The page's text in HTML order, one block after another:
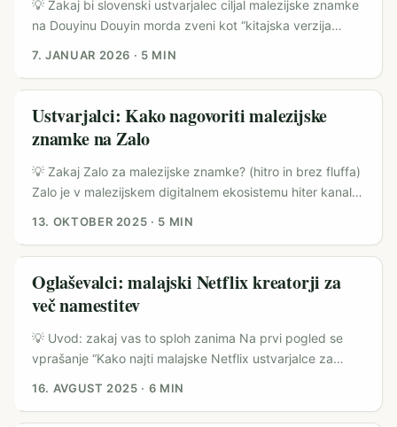
💡 Zakaj bi slovenski ustvarjalec ciljal malezijske znamke
na Douyinu Douyin morda zveni kot “kitajska verzija
z neformalnim tonom (Threads primeri, kot so Petronas
Setapak in Subang Parade), živijo v meme kulturi in iščejo
sveže, lokalno občutljive kreative. Če želiš razširiti svoj
reach izven Evrope, targeting malezijskih znamk na
Douyinu pomeni ne le prevod vsebine, ampak kulturno
prilagoditev — slang, malajske okrajšave in tudi šaljiv
7. JANUAR 2026 · 5 MIN
Ustvarjalci: Kako nagovoriti malezijske
znamke na Zalo
💡 Zakaj Zalo za malezijske znamke? (hitro in brez fluffa)
Zalo je v malezijskem digitalnem ekosistemu hiter kanal
izdelka in hočeš lokalni hype, Zalo omogoča
personaliziran reach, push notifikacije in integracijo s
plačilnimi/kupon sistemi — to so točke, kjer lahko ustvariš
FOMO, preden se produkt pojavi na polki ali LazMall. ...
13. OKTOBER 2025 · 5 MIN
Oglaševalci: malajski Netflix kreatorji za
več namestitev
💡 Uvod: zakaj vas to sploh zanima Na prvi pogled se
vprašanje “Kako najti malajske Netflix ustvarjalce za
vsebinami, VPN-ji, turizmom ali plačilnimi rešitvami, ima
16. AVGUST 2025 · 6 MIN